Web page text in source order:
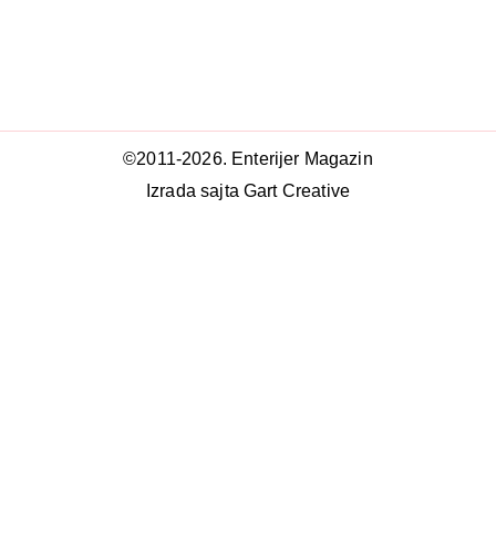
©2011-2026. Enterijer Magazin
Izrada sajta Gart Creative